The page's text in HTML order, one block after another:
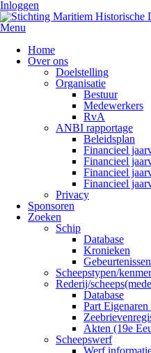
Inloggen
Menu
Home
Over ons
Doelstelling
Organisatie
Bestuur
Medewerkers
RvA
ANBI rapportage
Beleidsplan
Financieel
Financieel
Financieel
Financieel
Privacy
Sponsoren
Zoeken
Schip
Database
Kronieken
Gebeurtenissen
Scheepstypen/
Rederij/
Database
Part
Akten (19e
Scheepswerf
Werf